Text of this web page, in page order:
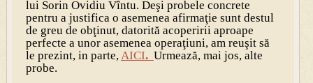
lui Sorin Ovidiu Vîntu. Deşi probele concrete
pentru a justifica o asemenea afirmaţie sunt destul
de greu de obţinut, datorită acoperirii aproape
perfecte a unor asemenea operaţiuni, am reuşit să
le prezint, in parte, AICI. Urmează, mai jos, alte
probe.